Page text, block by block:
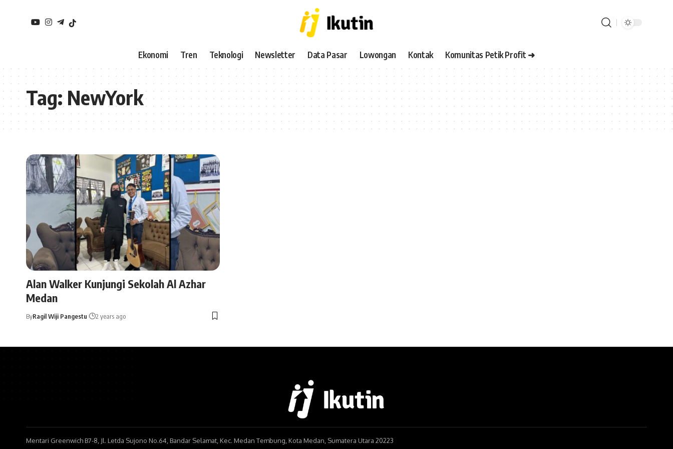
Ekonomi Tren Teknologi Newsletter Data Pasar Lowongan Kontak Komunitas Petik Profit ➜
Tag:NewYork
Alan Walker Kunjungi Sekolah Al Azhar
Medan
ByRagil Wiji Pangestu 2 years ago
Mentari Greenwich B7-8, Jl. Letda Sujono No.64, Bandar Selamat, Kec. Medan Tembung, Kota Medan, Sumatera Utara 20223